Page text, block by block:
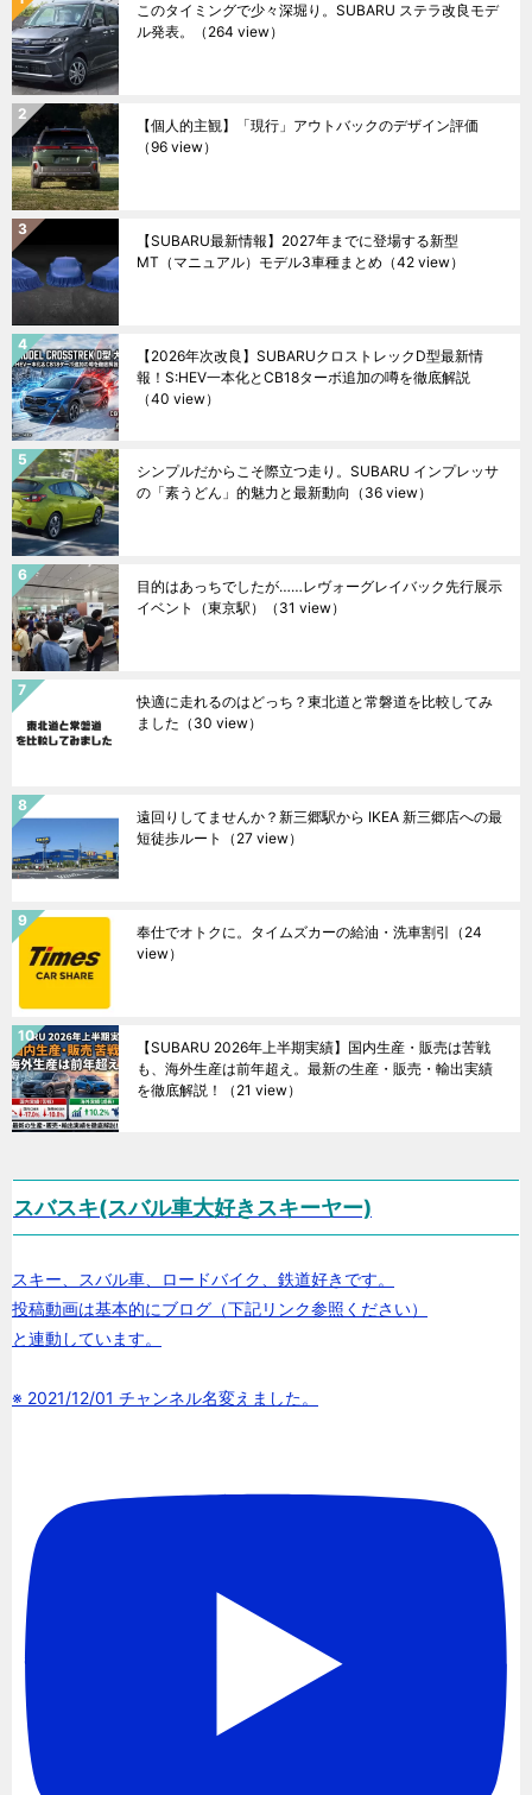
このタイミングで少々深堀り。SUBARU ステラ改良モデ
ル発表。
（264 view）
【個人的主観】「現行」アウトバックのデザイン評価
（96 view）
【SUBARU最新情報】2027年までに登場する新型
MT（マニュアル）モデル3車種まとめ （42 view）
【2026年次改良】SUBARUクロストレックD型最新情
報！S:HEV一本化とCB18ターボ追加の噂を徹底解説
（40 view）
シンプルだからこそ際立つ走り。SUBARU インプレッサ
の「素うどん」的魅力と最新動向 （36 view）
目的はあっちでしたが……レヴォーグレイバック先行展示
イベント（東京駅）
（31 view）
快適に走れるのはどっち？東北道と常磐道を比較してみ
ました （30 view）
遠回りしてませんか？新三郷駅から IKEA 新三郷店への最
短徒歩ルート
（27 view）
奉仕でオトクに。タイムズカーの給油・洗車割引 （24
view）
【SUBARU 2026年上半期実績】国内生産・販売は苦戦
も、海外生産は前年超え。最新の生産・販売・輸出実績
を徹底解説！
（21 view）
スバスキ(スバル車大好きスキーヤー)
スキー、スバル車、ロードバイク、鉄道好きです。
投稿動画は基本的にブログ（下記リンク参照ください）
と連動しています。
※ 2021/12/01 チャンネル名変えました。